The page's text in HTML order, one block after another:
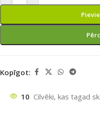
Kopīgot:
10 Cilvēki, kas tagad